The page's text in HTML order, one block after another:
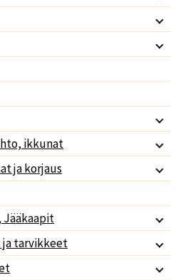
ikkunat
ja korjaus
tarvikkeet